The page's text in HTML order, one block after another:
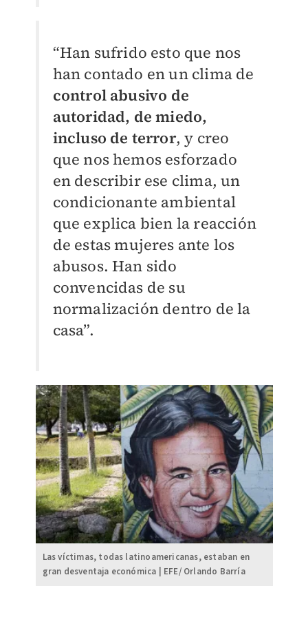
“Han sufrido esto que nos
han contado en un clima de
control abusivo de
autoridad, de miedo,
incluso de terror, y creo
que nos hemos esforzado
en describir ese clima, un
condicionante ambiental
que explica bien la reacción
de estas mujeres ante los
abusos. Han sido
convencidas de su
normalización dentro de la
casa”.
Las víctimas, todas latinoamericanas, estaban en
gran desventaja económica | EFE/ Orlando Barría